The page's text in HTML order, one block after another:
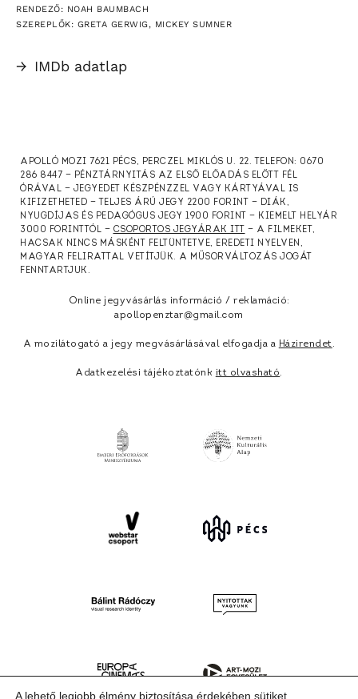
RENDEZŐ: NOAH BAUMBACH
SZEREPLŐK: GRETA GERWIG, MICKEY SUMNER
→ IMDb adatlap
APOLLÓ MOZI 7621 PÉCS, PERCZEL MIKLÓS U. 22. TELEFON: 0670
286 8447 — PÉNZTÁRNYITÁS AZ ELSŐ ELŐADÁS ELŐTT FÉL
ÓRÁVAL — JEGYEDET KÉSZPÉNZZEL VAGY KÁRTYÁVAL IS
KIFIZETHETED — TELJES ÁRÚ JEGY 2200 FORINT — DIÁK,
NYUGDÍJAS ÉS PEDAGÓGUS JEGY 1900 FORINT — KIEMELT HELYÁR
3000 FORINTTÓL — CSOPORTOS JEGYÁRAK ITT
— A FILMEKET,
HACSAK NINCS MÁSKÉNT FELTÜNTETVE, EREDETI NYELVEN,
MAGYAR FELIRATTAL VETÍTJÜK. A MŰSORVÁLTOZÁS JOGÁT
FENNTARTJUK.
Online jegyvásárlás információ / reklamáció:
apollopenztar@gmail.com
A mozilátogató a jegy megvásárlásával elfogadja a Házirendet.
Adatkezelési tájékoztatónk itt olvasható.
A lehető legjobb élmény biztosítása érdekében sütiket